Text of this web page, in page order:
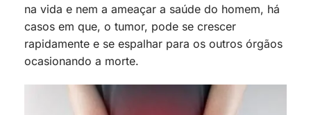
na vida e nem a ameaçar a saúde do homem, há
casos em que, o tumor, pode se crescer
rapidamente e se espalhar para os outros órgãos
ocasionando a morte.